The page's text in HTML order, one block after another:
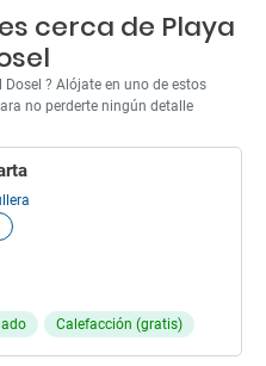
cerca de Playa
? Alójate en uno de estos
no perderte ningún detalle
Calefacción (gratis)